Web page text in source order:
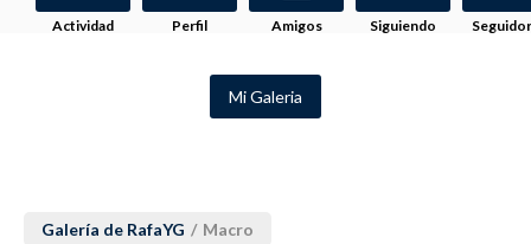
Actividad Perfil Amigos Siguiendo
Mi Galeria
Galería de RafaYG / Macro